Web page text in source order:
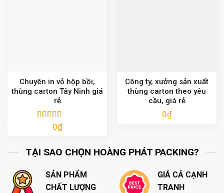
Chuyên in vỏ hộp bồi,
thùng carton Tây Ninh giá
rẻ
Được xếp
0₫
Công ty, xưởng sản xuất
thùng carton theo yêu
cầu, giá rẻ
0₫
TẠI SAO CHỌN HOÀNG PHÁT PACKING?
SẢN PHẨM
CHẤT LƯỢNG
GIÁ CẢ CẠNH
TRANH